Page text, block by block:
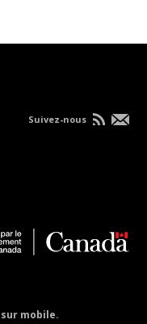
mobile.
Suivez-nous